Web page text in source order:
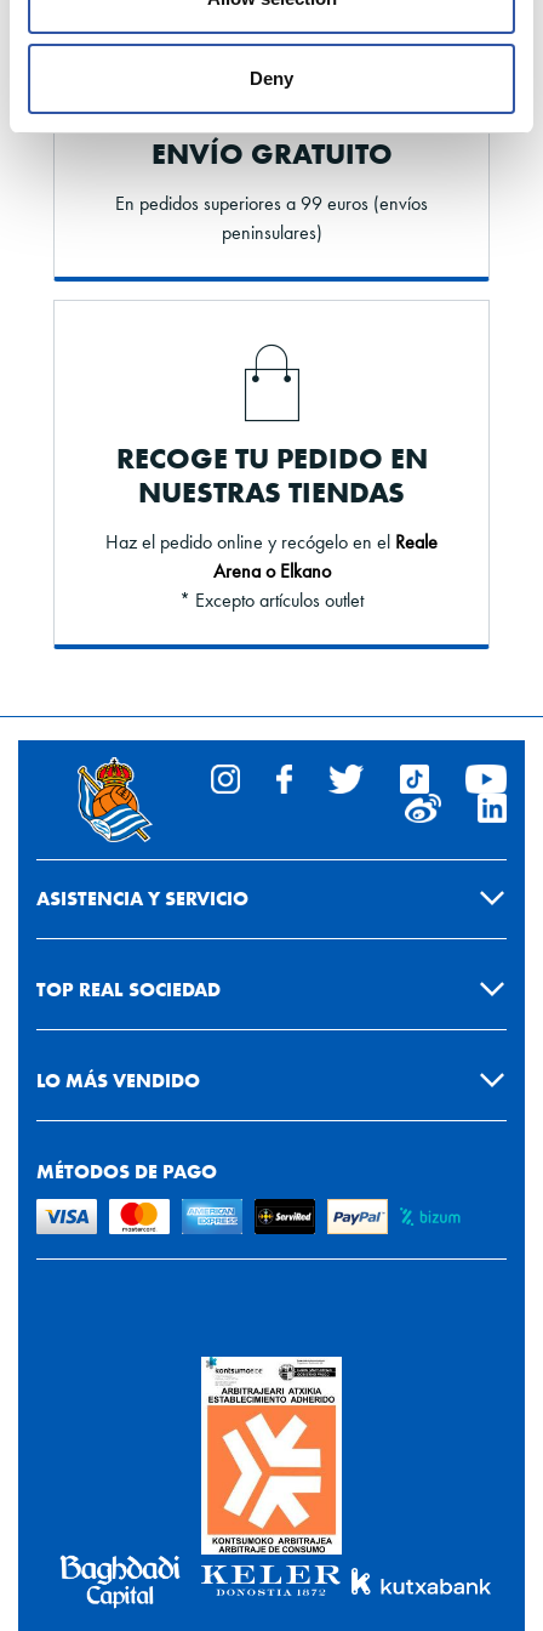
Deny
ENVÍO GRATUITO
En pedidos superiores a 99 euros (envíos
peninsulares)
RECOGE TU PEDIDO EN
NUESTRAS TIENDAS
Haz el pedido online y recógelo en el Reale
Arena o Elkano
* Excepto artículos outlet
ASISTENCIA Y SERVICIO
TOP REAL SOCIEDAD
LO MÁS VENDIDO
MÉTODOS DE PAGO